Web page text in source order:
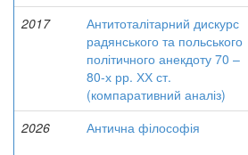
2017
Антитоталітарний дискурс
радянського та польського
політичного анекдоту 70 –
80-х рр. ХХ ст.
(компаративний аналіз)
2026 Антична філософія